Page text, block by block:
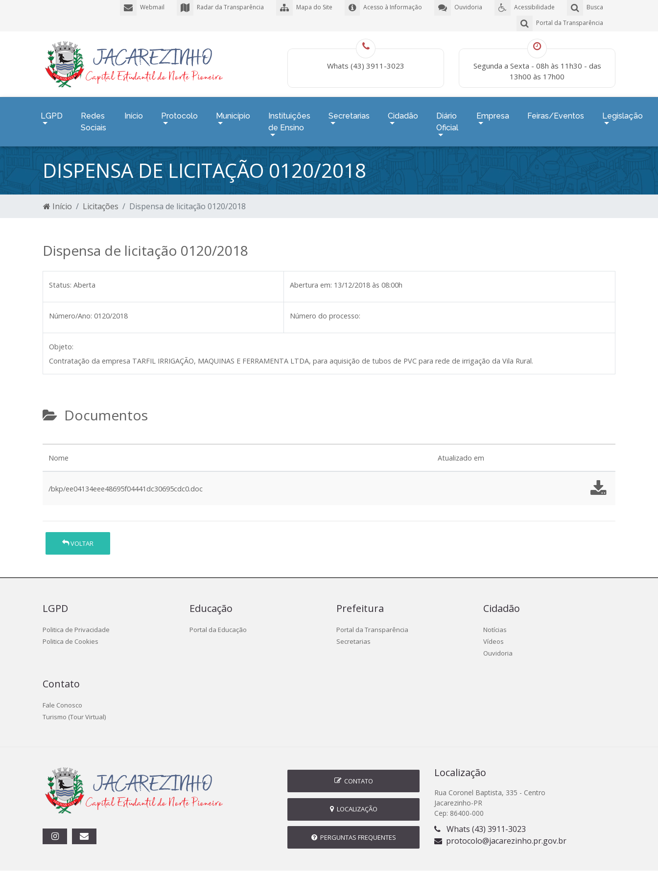
Busca
Acessibilidade
Ouvidoria
Acesso à Informação
Mapa do Site
Radar da Transparência
Webmail
Portal da Transparência
Whats (43) 3911-3023
Segunda a Sexta - 08h às 11h30 - das
13h00 às 17h00
LGPD
Redes
Sociais
Início Protocolo Município
Instituições
de Ensino
Secretarias Cidadão
Diário
Oficial
Empresa Feiras/Eventos Legislação
DISPENSA DE LICITAÇÃO 0120/2018
Início Licitações Dispensa de licitação 0120/2018
Dispensa de licitação 0120/2018
Status: Aberta Abertura em: 13/12/2018 às 08:00h
Número/Ano: 0120/2018 Número do processo:
Objeto:
Contratação da empresa TARFIL IRRIGAÇÃO, MAQUINAS E FERRAMENTA LTDA, para aquisição de tubos de PVC para rede de irrigação da Vila Rural.
Documentos
Nome Atualizado em
/bkp/ee04134eee48695f04441dc30695cdc0.doc
VOLTAR
LGPD
Politica de Privacidade
Politica de Cookies
Educação
Portal da Educação
Prefeitura
Portal da Transparência
Secretarias
Cidadão
Notícias
Vídeos
Ouvidoria
Contato
Fale Conosco
Turismo (Tour Virtual)
CONTATO
LOCALIZAÇÃO
PERGUNTAS FREQUENTES
Localização
Rua Coronel Baptista, 335 - Centro
Jacarezinho-PR
Cep: 86400-000
Whats (43) 3911-3023
protocolo@jacarezinho.pr.gov.br